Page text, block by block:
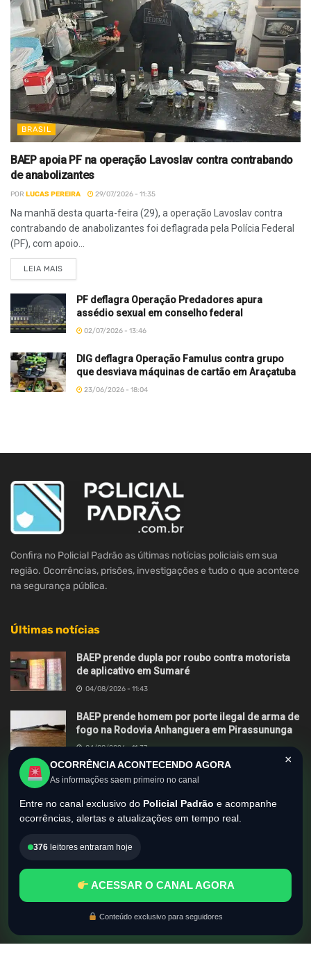
BRASIL
BAEP apoia PF na operação Lavoslav contra contrabando
de anabolizantes
POR LUCAS PEREIRA 29/07/2026 - 11:35
Na manhã desta quarta-feira (29), a operação Lavoslav contra
contrabando de anabolizantes foi deflagrada pela Polícia Federal
(PF), com apoio...
LEIA MAIS
PF deflagra Operação Predadores apura
assédio sexual em conselho federal
02/07/2026 - 13:46
DIG deflagra Operação Famulus contra grupo
que desviava máquinas de cartão em Araçatuba
23/06/2026 - 18:04
Confira no Policial Padrão as últimas notícias policiais em sua
região. Ocorrências, prisões, investigações e tudo o que acontece
na segurança pública.
Últimas notícias
BAEP prende dupla por roubo contra motorista
de aplicativo em Sumaré
04/08/2026 - 11:43
BAEP prende homem por porte ilegal de arma de
fogo na Rodovia Anhanguera em Pirassununga
04/08/2026 - 11:37
BAEP e MPSP deflagram operação Zero Grau
contra roubos de motocicletas em Hortolândia
03/08/2026 - 13:55
Envie sua matéria Anuncie
Contato
Política de Privacidade
×
OCORRÊNCIA ACONTECENDO AGORA
As informações saem primeiro no canal
Entre no canal exclusivo do Policial Padrão e acompanhe
ocorrências, alertas e atualizações em tempo real.
376 leitores entraram hoje
ACESSAR O CANAL AGORA
Conteúdo exclusivo para seguidores